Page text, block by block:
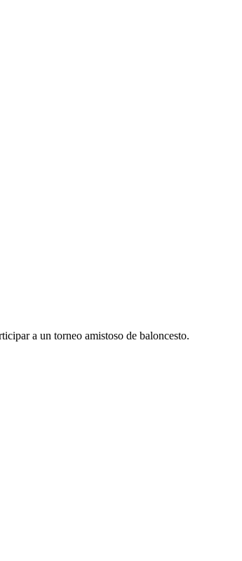
a un torneo amistoso de baloncesto.